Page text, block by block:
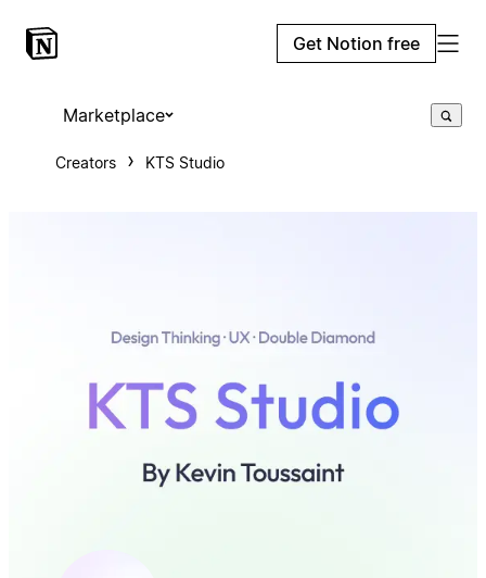
Get Notion free
Marketplace
Creators KTS Studio